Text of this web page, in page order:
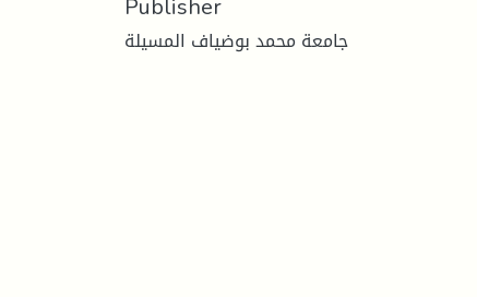
جامعة محمد بوضياف المسيلة